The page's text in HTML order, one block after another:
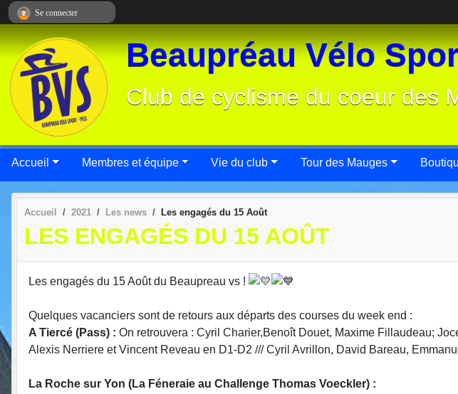
Beaupréau Vélo
Club de cyclisme du coeur des
Accueil Membres et équipe Vie du club Tour des Mauges
Accueil 2021 Les news Les engagés du 15 Août
LES ENGAGÉS DU 15 AOÛT
Les engagés du 15 Août du Beaupreau vs !
Quelques vacanciers sont de retours aux départs des courses du week end :
A Tiercé (Pass) : On retrouvera : Cyril Charier,Benoît Douet, Maxime Fillaudeau;
Alexis Nerriere et Vincent Reveau en D1-D2 /// Cyril Avrillon, David Bareau,
La Roche sur Yon (La Féneraie au Challenge Thomas Voeckler) :
Se connecter
Panneau de gestion des cookies